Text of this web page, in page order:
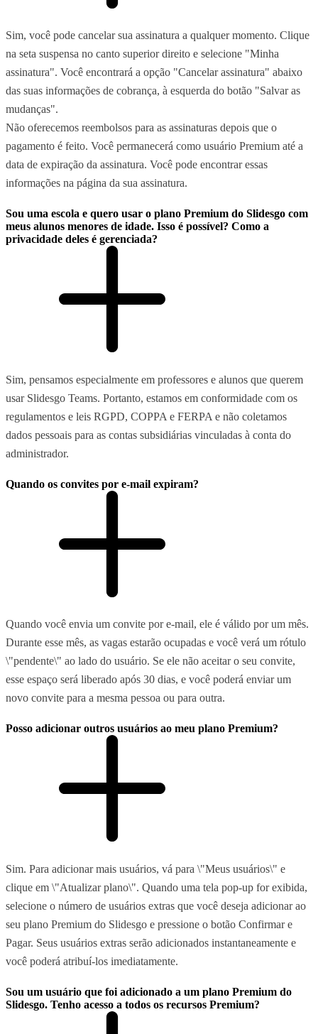
Sim, você pode cancelar sua assinatura a qualquer momento. Clique
na seta suspensa no canto superior direito e selecione "Minha
assinatura". Você encontrará a opção "Cancelar assinatura" abaixo
das suas informações de cobrança, à esquerda do botão "Salvar as
mudanças".
Não oferecemos reembolsos para as assinaturas depois que o
pagamento é feito. Você permanecerá como usuário Premium até a
data de expiração da assinatura. Você pode encontrar essas
informações na página da sua assinatura.
Sou uma escola e quero usar o plano Premium do Slidesgo com
meus alunos menores de idade. Isso é possível? Como a
privacidade deles é gerenciada?
Sim, pensamos especialmente em professores e alunos que querem
usar Slidesgo Teams. Portanto, estamos em conformidade com os
regulamentos e leis RGPD, COPPA e FERPA e não coletamos
dados pessoais para as contas subsidiárias vinculadas à conta do
administrador.
Quando os convites por e-mail expiram?
Quando você envia um convite por e-mail, ele é válido por um mês.
Durante esse mês, as vagas estarão ocupadas e você verá um rótulo
\"pendente\" ao lado do usuário. Se ele não aceitar o seu convite,
esse espaço será liberado após 30 dias, e você poderá enviar um
novo convite para a mesma pessoa ou para outra.
Posso adicionar outros usuários ao meu plano Premium?
Sim. Para adicionar mais usuários, vá para \"Meus usuários\" e
clique em \"Atualizar plano\". Quando uma tela pop-up for exibida,
selecione o número de usuários extras que você deseja adicionar ao
seu plano Premium do Slidesgo e pressione o botão Confirmar e
Pagar. Seus usuários extras serão adicionados instantaneamente e
você poderá atribuí-los imediatamente.
Sou um usuário que foi adicionado a um plano Premium do
Slidesgo. Tenho acesso a todos os recursos Premium?